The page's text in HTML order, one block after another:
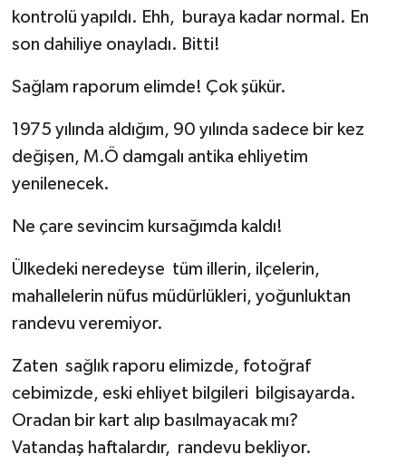
kontrolü yapıldı. Ehh, buraya kadar normal. En
son dahiliye onayladı. Bitti!
Sağlam raporum elimde! Çok şükür.
1975 yılında aldığım, 90 yılında sadece bir kez
değişen, M.Ö damgalı antika ehliyetim
yenilenecek.
Ne çare sevincim kursağımda kaldı!
Ülkedeki neredeyse tüm illerin, ilçelerin,
mahallelerin nüfus müdürlükleri, yoğunluktan
randevu veremiyor.
Zaten sağlık raporu elimizde, fotoğraf
cebimizde, eski ehliyet bilgileri bilgisayarda.
Oradan bir kart alıp basılmayacak mı?
Vatandaş haftalardır, randevu bekliyor.